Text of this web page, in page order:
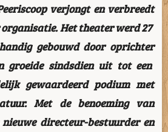
verjongt en verbreedt
Het theater werd 27
gebouwd door oprichter
groeide sindsdien uit tot een
gewaardeerd podium met
Met de benoeming van
directeur-bestuurder en